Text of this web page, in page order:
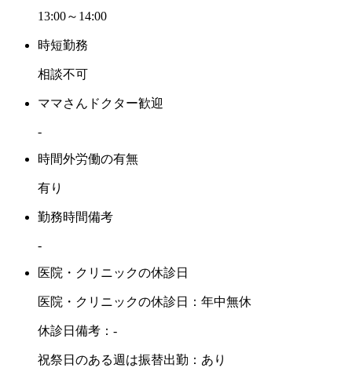
13:00～14:00
時短勤務
相談不可
ママさんドクター歓迎
-
時間外労働の有無
有り
勤務時間備考
-
医院・クリニックの休診日
医院・クリニックの休診日：年中無休
休診日備考：-
祝祭日のある週は振替出勤：あり